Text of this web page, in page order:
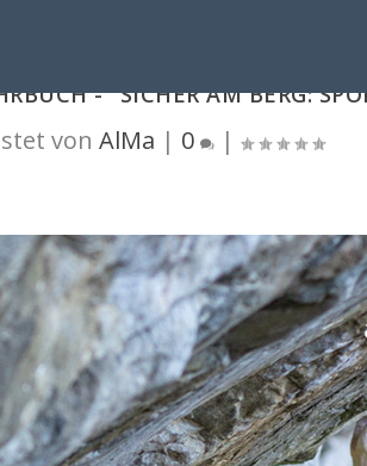
- "SICHER AM BERG:
von AlMa | 0 |